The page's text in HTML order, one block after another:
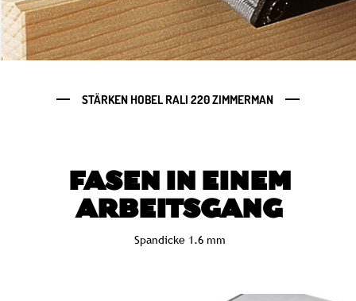
STÄRKEN HOBEL RALI 220 ZIMMERMAN
FASEN IN EINEM
ARBEITSGANG
Spandicke 1.6 mm